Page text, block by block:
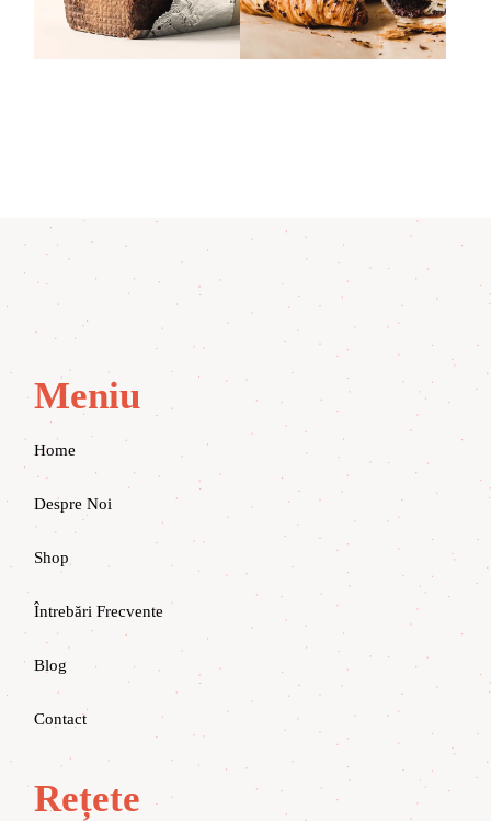
Meniu
Home
Despre Noi
Shop
Întrebări Frecvente
Blog
Contact
Rețete